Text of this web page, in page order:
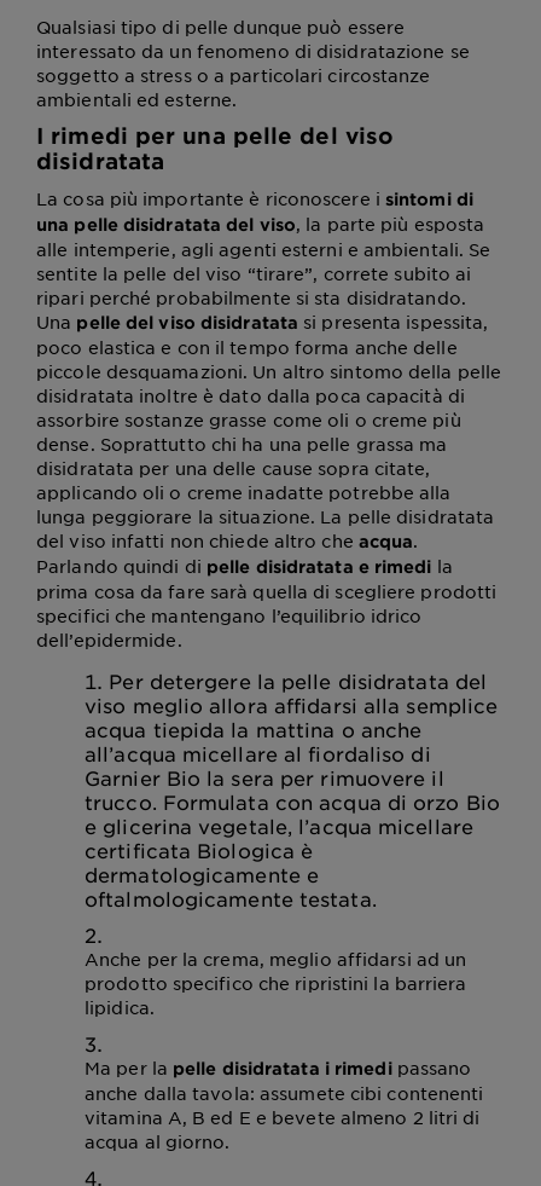
Qualsiasi tipo di pelle dunque può essere
interessato da un fenomeno di disidratazione se
soggetto a stress o a particolari circostanze
ambientali ed esterne.
I rimedi per una pelle del viso
disidratata
La cosa più importante è riconoscere i sintomi di
una pelle disidratata del viso, la parte più esposta
alle intemperie, agli agenti esterni e ambientali. Se
sentite la pelle del viso “tirare”, correte subito ai
ripari perché probabilmente si sta disidratando.
Una pelle del viso disidratata si presenta ispessita,
poco elastica e con il tempo forma anche delle
piccole desquamazioni. Un altro sintomo della pelle
disidratata inoltre è dato dalla poca capacità di
assorbire sostanze grasse come oli o creme più
dense. Soprattutto chi ha una pelle grassa ma
disidratata per una delle cause sopra citate,
applicando oli o creme inadatte potrebbe alla
lunga peggiorare la situazione. La pelle disidratata
del viso infatti non chiede altro che acqua.
Parlando quindi di pelle disidratata e rimedi la
prima cosa da fare sarà quella di scegliere prodotti
specifici che mantengano l’equilibrio idrico
dell’epidermide.
Per detergere la pelle disidratata del
viso meglio allora affidarsi alla semplice
acqua tiepida la mattina o anche
all’acqua micellare al fiordaliso di
Garnier Bio la sera per rimuovere il
trucco. Formulata con acqua di orzo Bio
e glicerina vegetale, l’acqua micellare
certificata Biologica è
dermatologicamente e
oftalmologicamente testata.
Anche per la crema, meglio affidarsi ad un
prodotto specifico che ripristini la barriera
lipidica.
Ma per la pelle disidratata i rimedipassano
anche dalla tavola: assumete cibi contenenti
vitamina A, B ed E e bevete almeno 2 litri di
acqua al giorno.